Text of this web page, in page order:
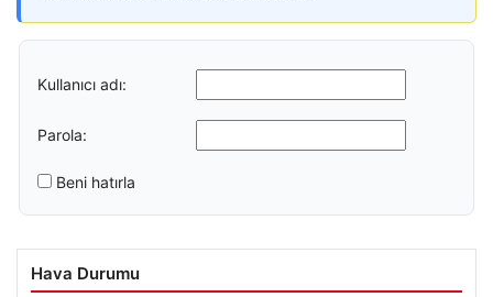
Kullanıcı adı:
Parola:
Beni hatırla
Hava Durumu